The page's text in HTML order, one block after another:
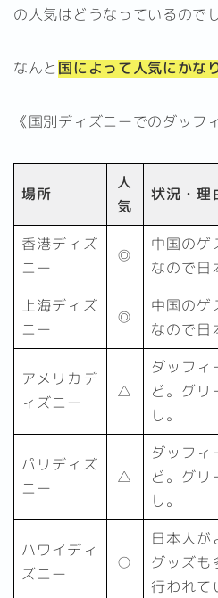
の人気はどうなっているので
なんと 国によって人気にかな
《国別ディズニーでのダッフ
場所
人
気
状況・理
香港ディズ
ニー
◎
中国のゲ
なので日
上海ディズ
ニー
◎
中国のゲ
なので日
アメリカデ
ィズニー
△
ダッフィ
ど。グリ
し。
パリディズ
ニー
△
ダッフィ
ど。グリ
し。
ハワイディ
ズニー
○
日本人が
グッズも
行われて